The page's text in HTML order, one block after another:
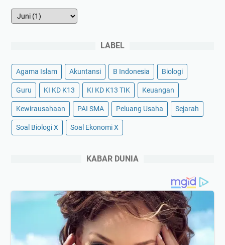
LABEL
Agama Islam Akuntansi B Indonesia Biologi
Guru KI KD K13 KI KD K13 TIK Keuangan
Kewirausahaan PAI SMA Peluang Usaha Sejarah
Soal Biologi X Soal Ekonomi X
KABAR DUNIA